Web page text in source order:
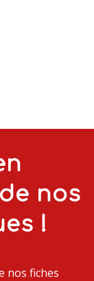
nos
!
nos fiches